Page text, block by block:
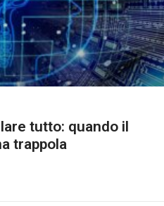
tutto: quando il
trappola